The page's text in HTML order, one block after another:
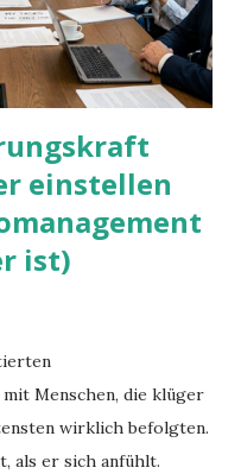
einstellen
ist)
Menschen, die klüger
wirklich befolgten.
als er sich anfühlt.